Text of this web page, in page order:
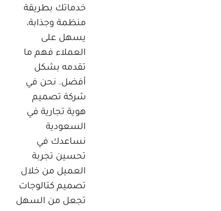
خدماتك بطريقة
منظمة وجذابة،
يسهل على
العملاء فهم ما
تقدمه بشكل
أفضل. نحن في
شركة تصميم
هوية تجارية في
السعودية
نساعدك في
تحسين تجربة
العميل من خلال
تصميم كتالوجات
تجعل من السهل